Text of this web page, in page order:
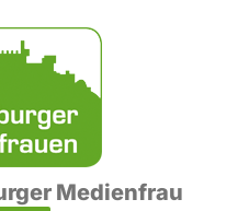
Medienfrau